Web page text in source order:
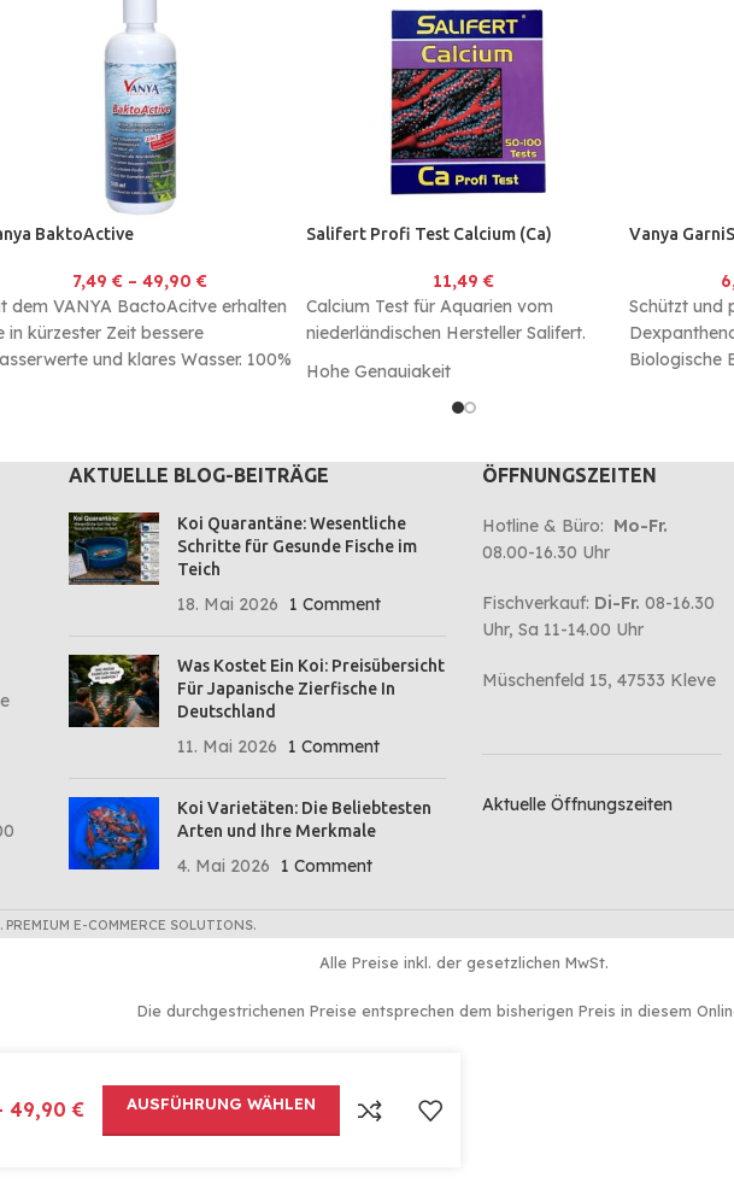
BaktoActive
7,49€ –49,90€
dem VANYA BactoAcitve erhalten
in kürzester Zeit bessere
und klares Wasser. 100%
Salifert Profi Test Calcium (Ca)
11,49€
Calcium Test für Aquarien vom
niederländischen Hersteller Salifert.
Hohe Genauigkeit
Einfache Anwendung
Vanya
Schützt und
Biologische
AKTUELLE BLOG-BEITRÄGE
Koi Quarantäne: Wesentliche
Schritte für Gesunde Fische im
Teich
18. Mai 2026 1 Comment
Was Kostet Ein Koi: Preisübersicht
Für Japanische Zierfische In
Deutschland
11. Mai 2026 1 Comment
Koi Varietäten: Die Beliebtesten
Arten und Ihre Merkmale
4. Mai 2026 1 Comment
ÖFFNUNGSZEITEN
Hotline & Büro: Mo-Fr.
08.00-16.30 Uhr
Fischverkauf: Di-Fr. 08-16.30
Uhr, Sa 11-14.00 Uhr
Müschenfeld 15, 47533 Kleve
Aktuelle Öffnungszeiten
. PREMIUM E-COMMERCE SOLUTIONS.
49,90€ AUSFÜHRUNG WÄHLEN
Alle Preise inkl. der gesetzlichen MwSt.
Die durchgestrichenen Preise entsprechen dem bisherigen Preis in diesem